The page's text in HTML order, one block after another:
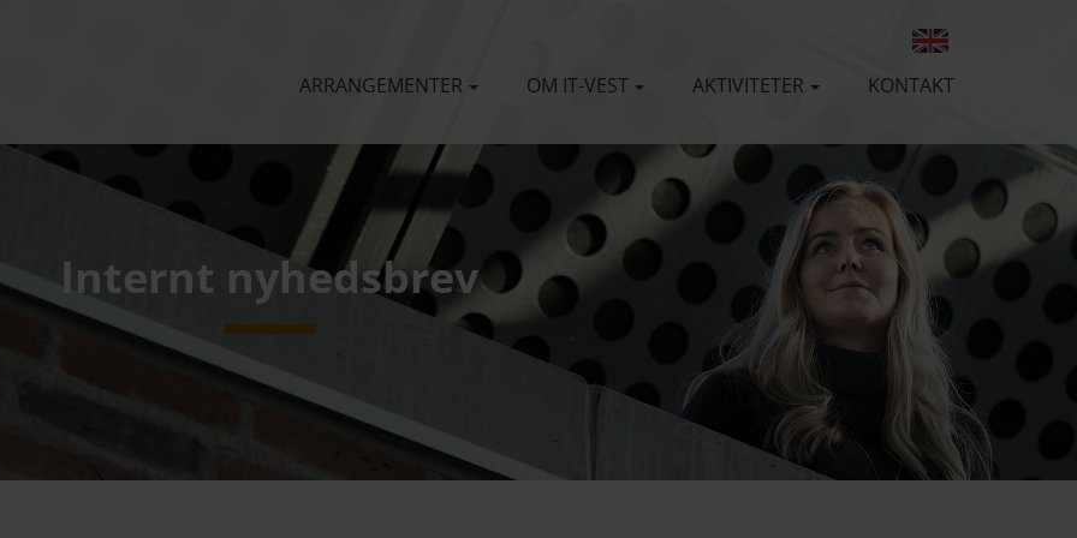
ARRANGEMENTER OM IT-VEST AKTIVITETER KONTAKT
Internt nyhedsbrev